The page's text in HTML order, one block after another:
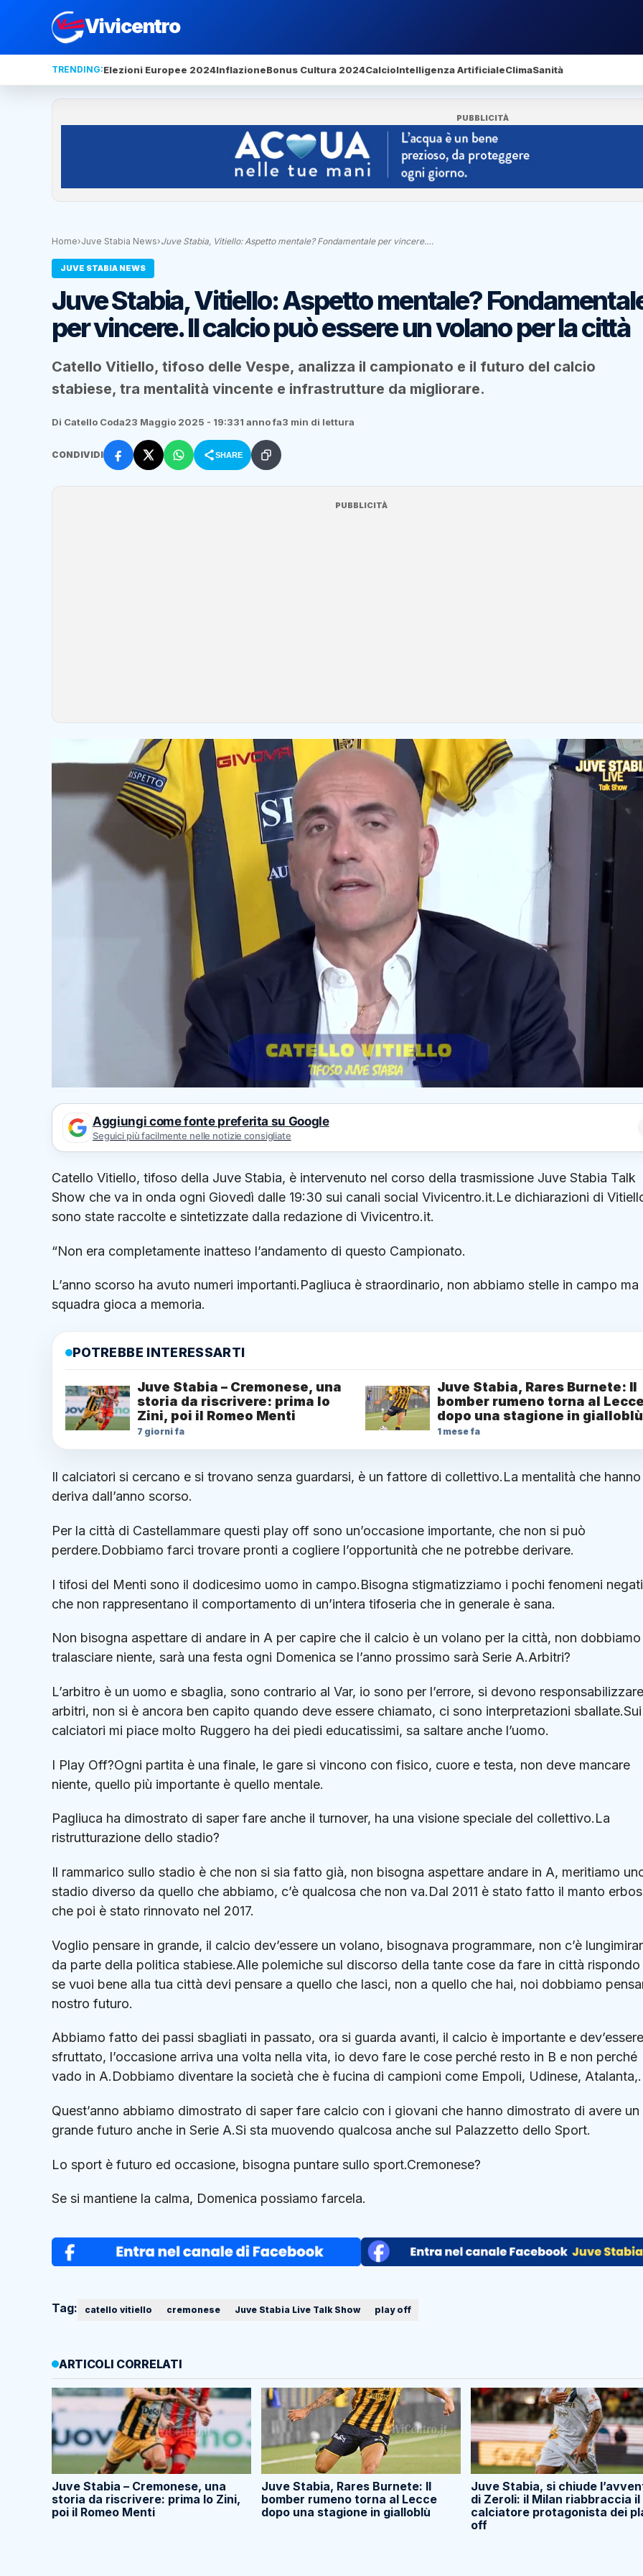
Vivicentro
TRENDING:Elezioni Europee 2024InflazioneBonus Cultura 2024CalcioIntelligenza ArtificialeClimaSanità
PUBBLICITÀ
Home›Juve Stabia News›Juve Stabia, Vitiello: Aspetto mentale? Fondamentale per vincere.…
JUVE STABIA NEWS
Juve Stabia, Vitiello: Aspetto mentale?
per vincere. Il calcio può essere un volano per la città
Catello Vitiello, tifoso delle Vespe, analizza il campionato e il futuro del calcio
stabiese, tra mentalità vincente e infrastrutture da migliorare.
Di Catello Coda23 Maggio 2025 - 19:331 anno fa3 min di lettura
CONDIVIDI SHARE
PUBBLICITÀ
Aggiungi come fonte preferita su Google
Seguici più facilmente nelle notizie consigliate
Catello Vitiello, tifoso della Juve Stabia, è intervenuto nel corso della trasmissione Juve Stabia Talk
Show che va in onda ogni Giovedì dalle 19:30 sui canali social Vivicentro.it.Le dichiarazioni di
sono state raccolte e sintetizzate dalla redazione di Vivicentro.it.
“Non era completamente inatteso l’andamento di questo Campionato.
L’anno scorso ha avuto numeri importanti.Pagliuca è straordinario, non abbiamo stelle in campo ma
squadra gioca a memoria.
POTREBBE INTERESSARTI
Juve Stabia – Cremonese, una
storia da riscrivere: prima lo
Zini, poi il Romeo Menti
7 giorni fa
Juve Stabia, Rares Burnete: Il
bomber rumeno torna al
dopo una stagione in gialloblù
1 mese fa
Il calciatori si cercano e si trovano senza guardarsi, è un fattore di collettivo.La mentalità che hanno
deriva dall’anno scorso.
Per la città di Castellammare questi play off sono un’occasione importante, che non si può
perdere.Dobbiamo farci trovare pronti a cogliere l’opportunità che ne potrebbe derivare.
I tifosi del Menti sono il dodicesimo uomo in campo.Bisogna stigmatizziamo i pochi fenomeni
che non rappresentano il comportamento di un’intera tifoseria che in generale è sana.
Non bisogna aspettare di andare in A per capire che il calcio è un volano per la città, non dobbiamo
tralasciare niente, sarà una festa ogni Domenica se l’anno prossimo sarà Serie A.Arbitri?
L’arbitro è un uomo e sbaglia, sono contrario al Var, io sono per l’errore, si devono
arbitri, non si è ancora ben capito quando deve essere chiamato, ci sono interpretazioni sballate.Sui
calciatori mi piace molto Ruggero ha dei piedi educatissimi, sa saltare anche l’uomo.
I Play Off?Ogni partita è una finale, le gare si vincono con fisico, cuore e testa, non deve mancare
niente, quello più importante è quello mentale.
Pagliuca ha dimostrato di saper fare anche il turnover, ha una visione speciale del collettivo.La
ristrutturazione dello stadio?
Il rammarico sullo stadio è che non si sia fatto già, non bisogna aspettare andare in A, meritiamo
stadio diverso da quello che abbiamo, c’è qualcosa che non va.Dal 2011 è stato fatto il manto
che poi è stato rinnovato nel 2017.
Voglio pensare in grande, il calcio dev’essere un volano, bisognava programmare, non c’è
da parte della politica stabiese.Alle polemiche sul discorso della tante cose da fare in città rispondo
se vuoi bene alla tua città devi pensare a quello che lasci, non a quello che hai, noi dobbiamo
nostro futuro.
Abbiamo fatto dei passi sbagliati in passato, ora si guarda avanti, il calcio è importante e dev’essere
sfruttato, l’occasione arriva una volta nella vita, io devo fare le cose perché resto in B e non perché
vado in A.Dobbiamo diventare la società che è fucina di campioni come Empoli, Udinese, Atalanta,.
Quest’anno abbiamo dimostrato di saper fare calcio con i giovani che hanno dimostrato di avere un
grande futuro anche in Serie A.Si sta muovendo qualcosa anche sul Palazzetto dello Sport.
Lo sport è futuro ed occasione, bisogna puntare sullo sport.Cremonese?
Se si mantiene la calma, Domenica possiamo farcela.
Tag: catello vitiello cremonese Juve Stabia Live Talk Show play off
ARTICOLI CORRELATI
Juve Stabia – Cremonese, una
storia da riscrivere: prima lo Zini,
poi il Romeo Menti
Juve Stabia, Rares Burnete: Il
bomber rumeno torna al Lecce
dopo una stagione in gialloblù
Juve Stabia, si chiude
di Zeroli: il Milan riabbraccia il
calciatore protagonista dei
off